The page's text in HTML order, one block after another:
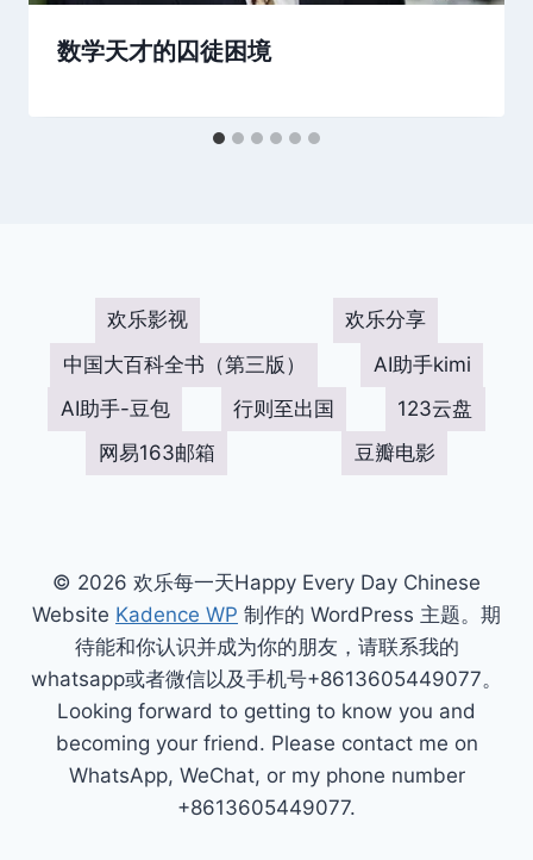
数学天才的囚徒困境
欢乐影视
欢乐分享
中国大百科全书（第三版）
AI助手kimi
AI助手-豆包
行则至出国
123云盘
网易163邮箱
豆瓣电影
© 2026 欢乐每一天Happy Every Day Chinese
Website Kadence WP 制作的 WordPress 主题。期
待能和你认识并成为你的朋友，请联系我的
whatsapp或者微信以及手机号+8613605449077。
Looking forward to getting to know you and
becoming your friend. Please contact me on
WhatsApp, WeChat, or my phone number
+8613605449077.